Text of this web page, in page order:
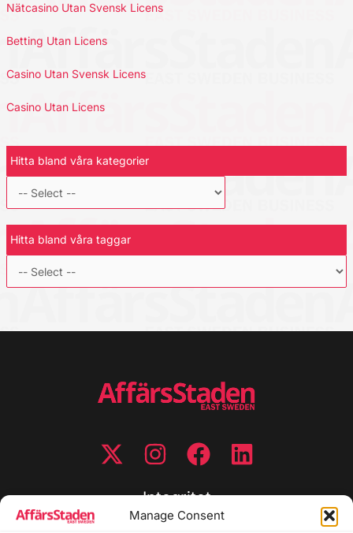
Manage Consent
Nätcasino Utan Svensk Licens
Betting Utan Licens
Casino Utan Svensk Licens
Casino Utan Licens
Hitta bland våra kategorier
Hitta bland våra taggar
Integritet